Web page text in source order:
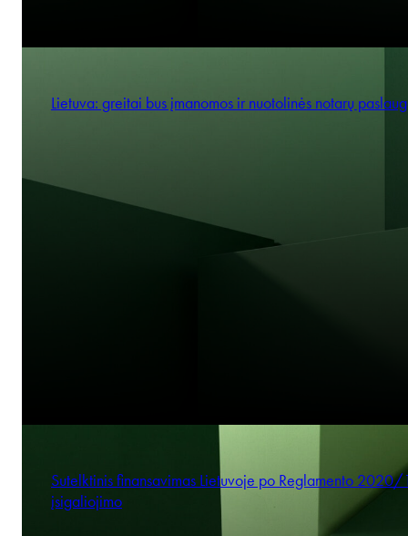
Lietuva: greitai bus įmanomos ir nuotolinės notarų
Sutelktinis finansavimas Lietuvoje po Reglamento
įsigaliojimo